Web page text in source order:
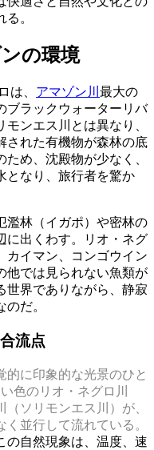
。
の環境
は、 アマゾン川 最大の
ブラックウォーターリバ
ンエス川とは異なり、
された有機物が森林の底
め、沈殿物が少なく、
となり、旅行者を驚か
濫林（イガポ）や密林の
に出くわす。リオ・ネグ
カイマン、コンゴウイン
他では見られない魚類が
世界でありながら、静寂
だ。
流点
的に印象的な光景のひと
色のリオ・ネグロ川
ソリモンエス川）が、
並行して流れている。
の自然現象は、温度、速